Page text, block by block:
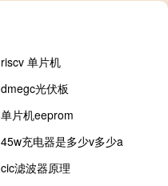
riscv 单片机
dmegc光伏板
单片机eeprom
45w充电器是多少v多少a
cic滤波器原理